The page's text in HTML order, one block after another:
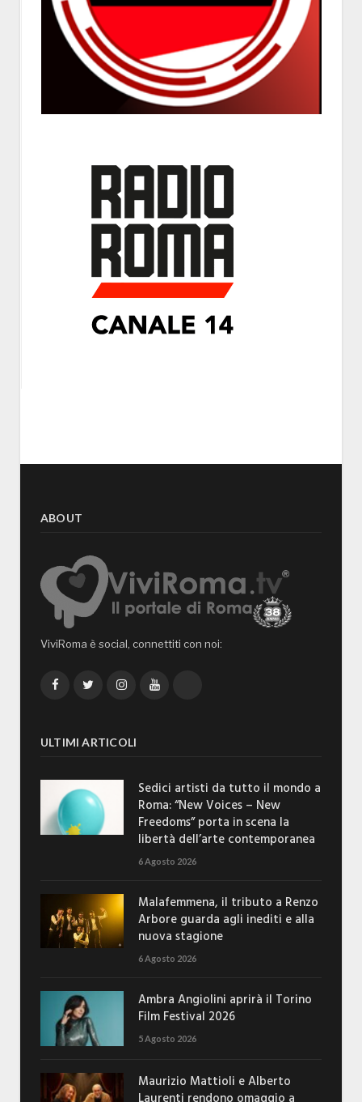
ABOUT
ViviRoma è social, connettiti con noi:
FacebookTwitterInstagramYouTube
ULTIMI ARTICOLI
Sedici artisti da tutto il mondo a
Roma: “New Voices – New
Freedoms” porta in scena la
libertà dell’arte contemporanea
6 Agosto 2026
Malafemmena, il tributo a Renzo
Arbore guarda agli inediti e alla
nuova stagione
6 Agosto 2026
Ambra Angiolini aprirà il Torino
Film Festival 2026
5 Agosto 2026
Maurizio Mattioli e Alberto